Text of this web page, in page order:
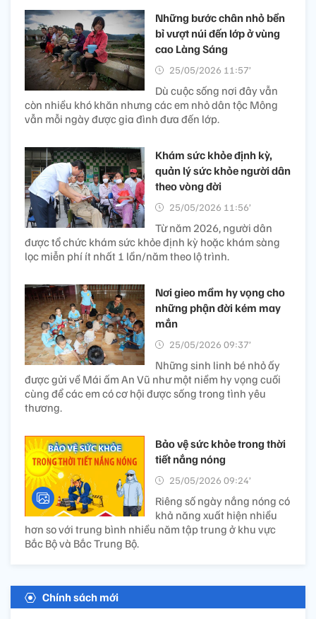
Những bước chân nhỏ bền
bỉ vượt núi đến lớp ở vùng
cao Làng Sáng
25/05/2026 11:57’
Dù cuộc sống nơi đây vẫn
còn nhiều khó khăn nhưng các em nhỏ dân tộc Mông
vẫn mỗi ngày được gia đình đưa đến lớp.
Khám sức khỏe định kỳ,
quản lý sức khỏe người dân
theo vòng đời
25/05/2026 11:56’
Từ năm 2026, người dân
được tổ chức khám sức khỏe định kỳ hoặc khám sàng
lọc miễn phí ít nhất 1 lần/năm theo lộ trình.
Nơi gieo mầm hy vọng cho
những phận đời kém may
mắn
25/05/2026 09:37’
Những sinh linh bé nhỏ ấy
được gửi về Mái ấm An Vũ như một niềm hy vọng cuối
cùng để các em có cơ hội được sống trong tình yêu
thương.
Bảo vệ sức khỏe trong thời
tiết nắng nóng
25/05/2026 09:24’
Riêng số ngày nắng nóng có
khả năng xuất hiện nhiều
hơn so với trung bình nhiều năm tập trung ở khu vực
Bắc Bộ và Bắc Trung Bộ.
Chính sách mới